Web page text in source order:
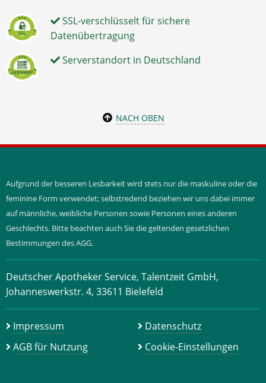
SSL-verschlüsselt für sichere
Datenübertragung
Serverstandort in Deutschland
NACH OBEN
Aufgrund der besseren Lesbarkeit wird stets nur die maskuline oder die
feminine Form verwendet; selbstredend beziehen wir uns dabei immer
auf männliche, weibliche Personen sowie Personen eines anderen
Geschlechts. Bitte beachten auch Sie die geltenden gesetzlichen
Bestimmungen des AGG.
Deutscher Apotheker Service, Talentzeit GmbH,
Johanneswerkstr. 4, 33611 Bielefeld
Impressum
AGB für Nutzung
Datenschutz
Cookie-Einstellungen